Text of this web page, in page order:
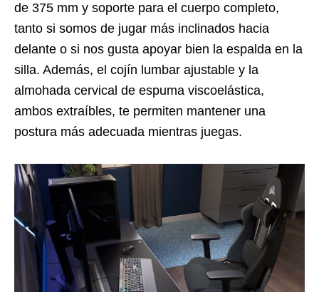
de 375 mm y soporte para el cuerpo completo,
tanto si somos de jugar más inclinados hacia
delante o si nos gusta apoyar bien la espalda en la
silla. Además, el cojín lumbar ajustable y la
almohada cervical de espuma viscoelástica,
ambos extraíbles, te permiten mantener una
postura más adecuada mientras juegas.